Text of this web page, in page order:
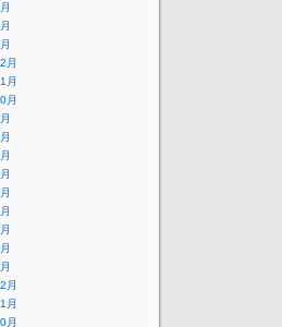
月
月
月
月
月
月